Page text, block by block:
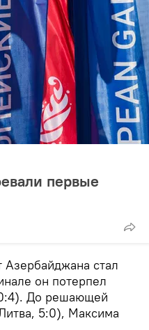
первые
стал
он потерпел
До решающей
5:0), Максима